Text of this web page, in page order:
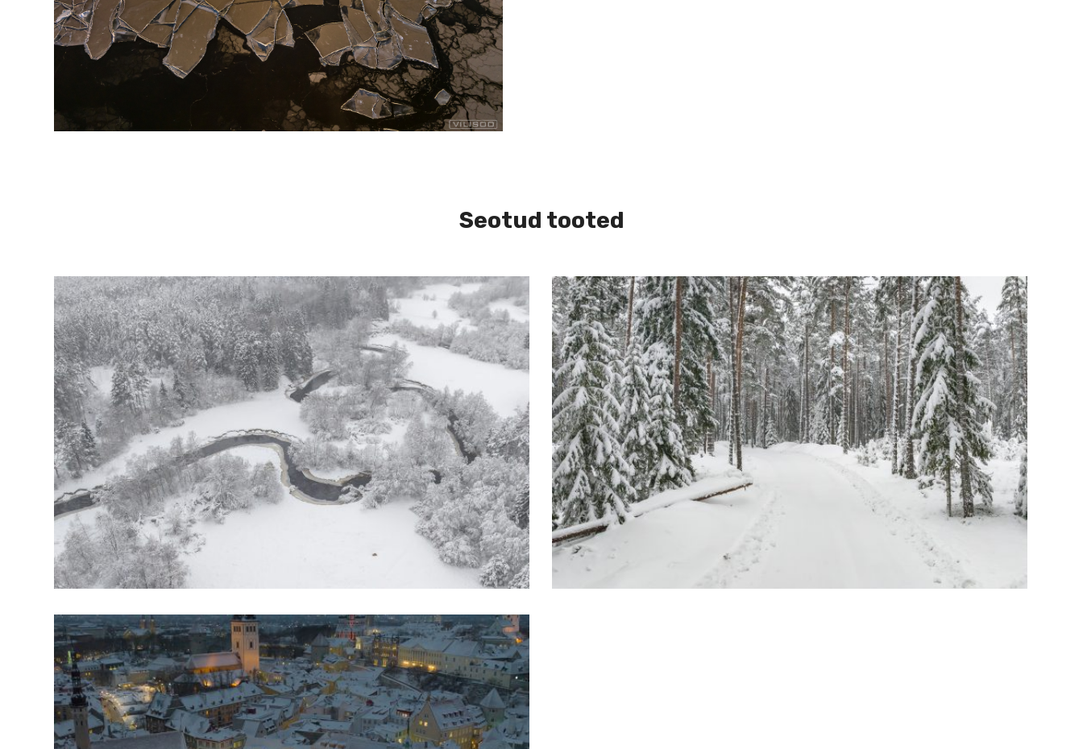
müük
Seotud tooted